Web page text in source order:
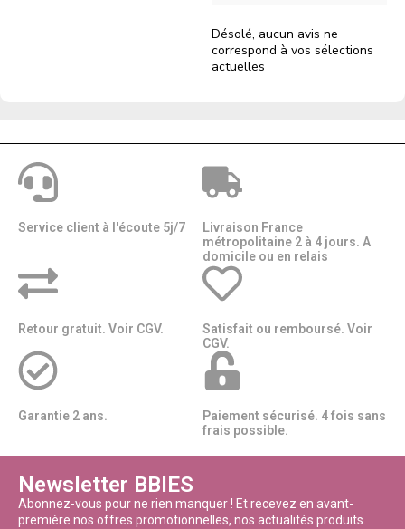
Désolé, aucun avis ne
correspond à vos sélections
actuelles
Service client à l'écoute 5j/7
Livraison France
métropolitaine 2 à 4 jours. A
domicile ou en relais​​
Retour gratuit. Voir CGV.
Satisfait ou remboursé. Voir
CGV.
Garantie 2 ans.
Paiement sécurisé. 4 fois sans
frais possible.
Newsletter BBIES
Abonnez-vous pour ne rien manquer ! Et recevez en avant-
première nos offres promotionnelles, nos actualités produits.